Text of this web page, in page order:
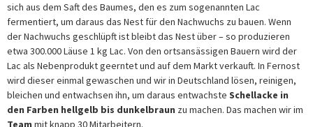
sich aus dem Saft des Baumes, den es zum sogenannten Lac
fermentiert, um daraus das Nest für den Nachwuchs zu bauen. Wenn
der Nachwuchs geschlüpft ist bleibt das Nest über – so produzieren
etwa 300.000 Läuse 1 kg Lac. Von den ortsansässigen Bauern wird der
Lac als Nebenprodukt geerntet und auf dem Markt verkauft. In Fernost
wird dieser einmal gewaschen und wir in Deutschland lösen, reinigen,
bleichen und entwachsen ihn, um daraus entwachste Schellacke in
den Farben hellgelb bis dunkelbraun zu machen. Das machen wir im
Team mit knapp 30 Mitarbeitern.